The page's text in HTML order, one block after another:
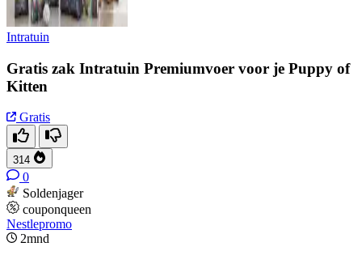
Intratuin
Gratis zak Intratuin Premiumvoer voor je Puppy of
Kitten
Gratis
314
0
Soldenjager
couponqueen
Nestlepromo
2mnd